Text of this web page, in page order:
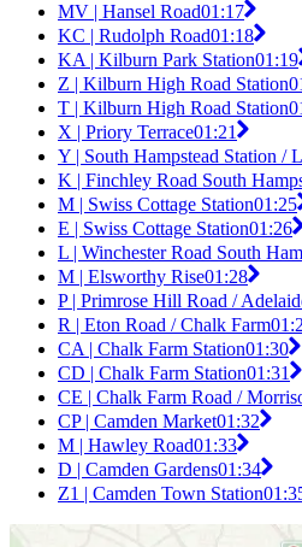
MV | Hansel Road01:17
KC | Rudolph Road01:18
KA | Kilburn Park Station01:19
Z | Kilburn High Road Station
T | Kilburn High Road Station
X | Priory Terrace01:21
Y | South Hampstead Station /
K | Finchley Road South
M | Swiss Cottage Station01:25
E | Swiss Cottage Station01:26
L | Winchester Road South
M | Elsworthy Rise01:28
P | Primrose Hill Road /
R | Eton Road / Chalk Farm
CA | Chalk Farm Station01:30
CD | Chalk Farm Station01:31
CE | Chalk Farm Road /
CP | Camden Market01:32
M | Hawley Road01:33
D | Camden Gardens01:34
Z1 | Camden Town Station